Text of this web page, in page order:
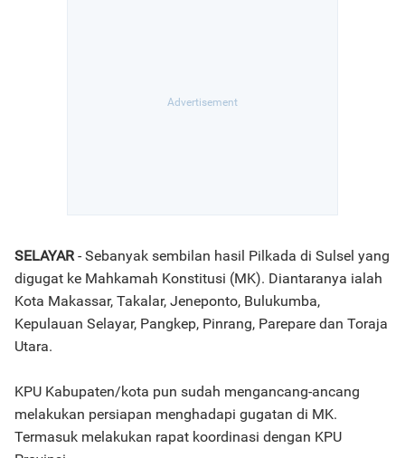
SELAYAR- Sebanyak sembilan hasil Pilkada di Sulsel yang
digugat ke Mahkamah Konstitusi (MK). Diantaranya ialah
Kota Makassar, Takalar, Jeneponto, Bulukumba,
Kepulauan Selayar, Pangkep, Pinrang, Parepare dan Toraja
Utara.
KPU Kabupaten/kota pun sudah mengancang-ancang
melakukan persiapan menghadapi gugatan di MK.
Termasuk melakukan rapat koordinasi dengan KPU